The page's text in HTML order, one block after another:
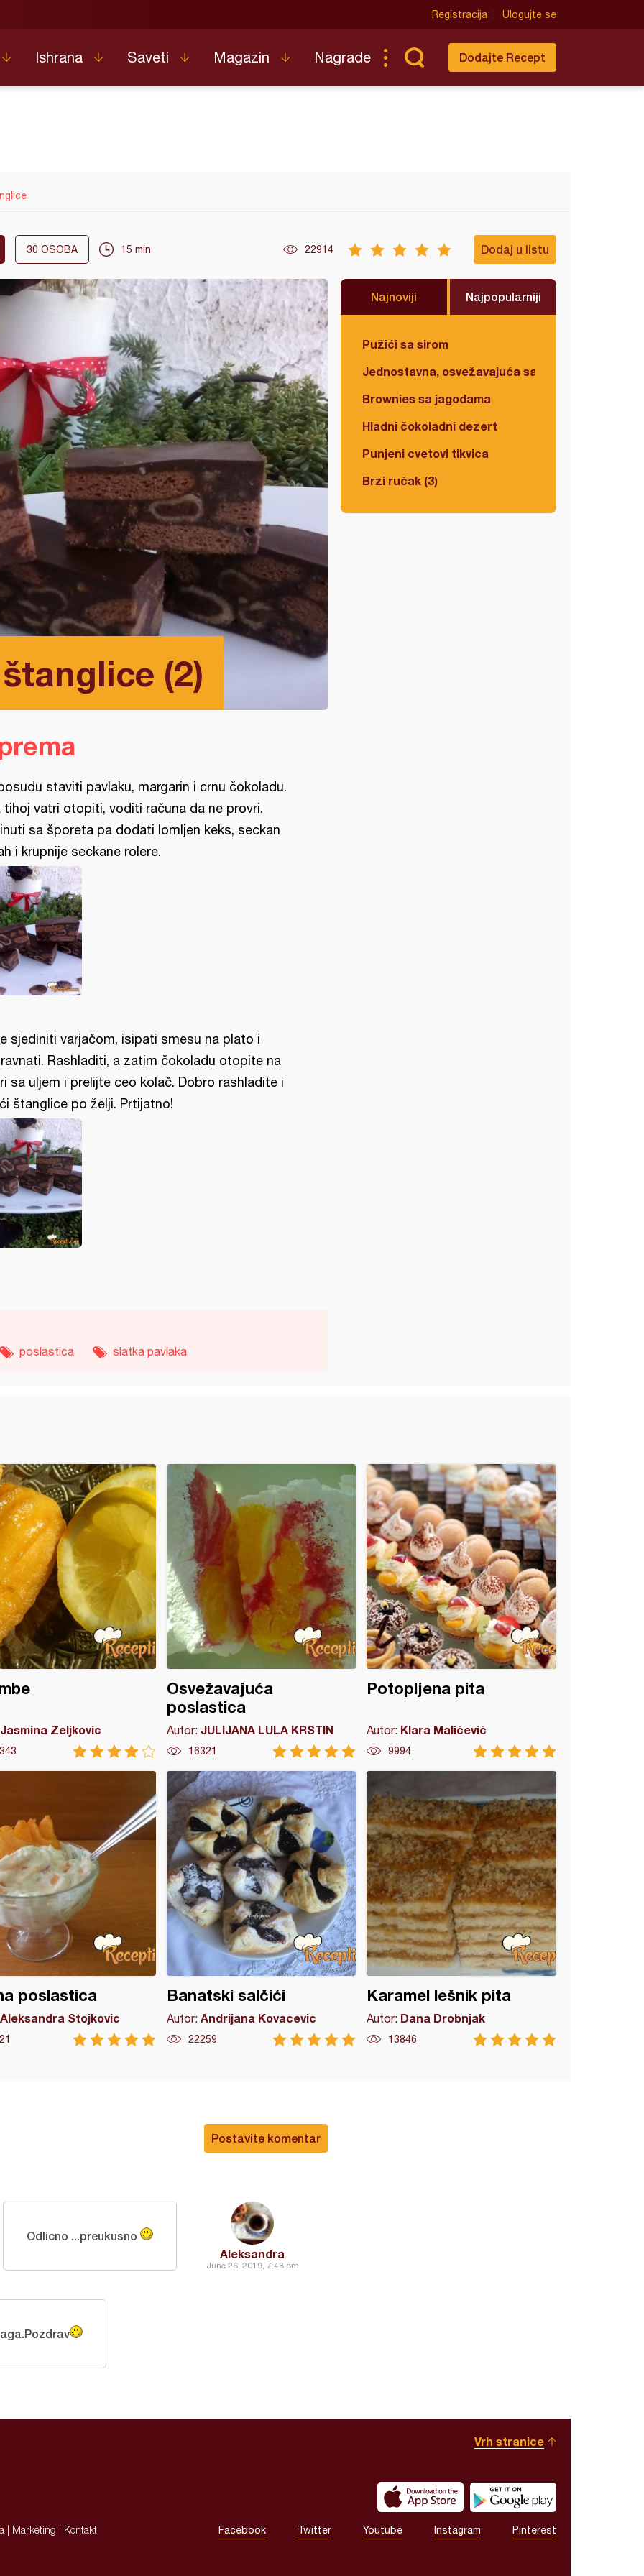
Registracija Ulogujte se
Ishrana Saveti Magazin Nagrade Dodajte Recept
30 OSOBA 15 min 22914 Dodaj u listu
(2)
Najnoviji Najpopularniji
Pužići sa sirom
Jednostavna, osvežavajuća salata
Brownies sa jagodama
Hladni čokoladni dezert
Punjeni cvetovi tikvica
Brzi ručak (3)
staviti pavlaku, margarin i crnu čokoladu.
tihoj vatri otopiti, voditi računa da ne provri.
sa šporeta pa dodati lomljen keks, seckan
i krupnije seckane rolere.
sjediniti varjačom, isipati smesu na plato i
Rashladiti, a zatim čokoladu otopite na
sa uljem i prelijte ceo kolač. Dobro rashladite i
štanglice po želji. Prtijatno!
poslastica slatka pavlaka
Jasmina Zeljkovic
Osvežavajuća
poslastica
Autor: JULIJANA LULA KRSTIN
16321
Potopljena pita
Autor: Klara Maličević
9994
poslastica
Aleksandra Stojkovic
Banatski salčići
Autor: Andrijana Kovacevic
22259
Karamel lešnik pita
Autor: Dana Drobnjak
13846
Postavite komentar
Aleksandra
June 26, 2019, 7:48 pm
Odlicno ...preukusno
Vrh stranice
Marketing Kontakt Facebook Twitter Youtube Instagram Pinterest